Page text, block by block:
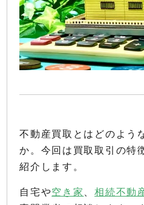
不動産買取とはどのよう
か。今回は買取取引の特
紹介します。
自宅や空き家、相続不動